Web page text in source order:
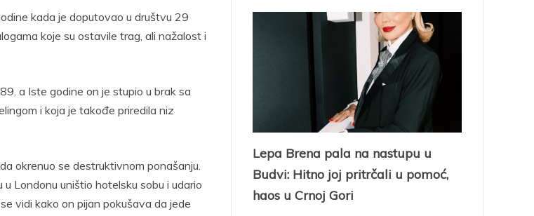
kada je doputovao u društvu 29
koje su ostavile trag, ali nažalost i
a Iste godine on je stupio u brak sa
i koja je takođe priredila niz
okrenuo se destruktivnom ponašanju.
Londonu uništio hotelsku sobu i udario
vidi kako on pijan pokušava da jede
Lepa Brena pala na nastupu u
Budvi: Hitno joj pritrčali u pomoć,
haos u Crnoj Gori